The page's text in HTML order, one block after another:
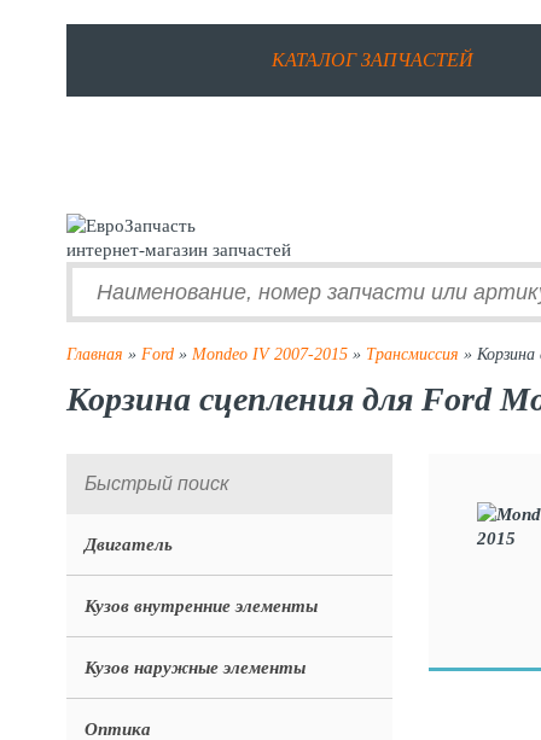
КАТАЛОГ ЗАПЧАСТЕЙ
интернет-магазин запчастей
Главная » Ford » Mondeo IV 2007-2015 » Трансмиссия » Корзина
Корзина сцепления для Ford
Двигатель
Кузов внутренние элементы
Кузов наружные элементы
Оптика